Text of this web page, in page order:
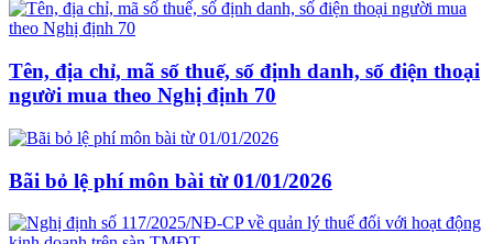
Tên, địa chỉ, mã số thuế, số định danh, số điện thoại
người mua theo Nghị định 70
Bãi bỏ lệ phí môn bài từ 01/01/2026